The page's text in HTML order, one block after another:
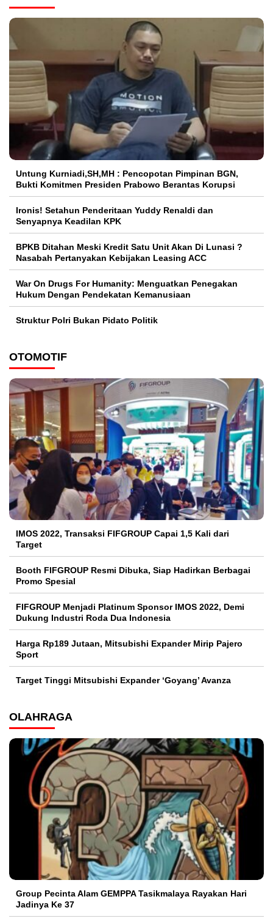
Untung Kurniadi,SH,MH : Pencopotan Pimpinan BGN,
Bukti Komitmen Presiden Prabowo Berantas Korupsi
Ironis! Setahun Penderitaan Yuddy Renaldi dan
Senyapnya Keadilan KPK
BPKB Ditahan Meski Kredit Satu Unit Akan Di Lunasi ?
Nasabah Pertanyakan Kebijakan Leasing ACC
War On Drugs For Humanity: Menguatkan Penegakan
Hukum Dengan Pendekatan Kemanusiaan
Struktur Polri Bukan Pidato Politik
OTOMOTIF
IMOS 2022, Transaksi FIFGROUP Capai 1,5 Kali dari
Target
Booth FIFGROUP Resmi Dibuka, Siap Hadirkan Berbagai
Promo Spesial
FIFGROUP Menjadi Platinum Sponsor IMOS 2022, Demi
Dukung Industri Roda Dua Indonesia
Harga Rp189 Jutaan, Mitsubishi Expander Mirip Pajero
Sport
Target Tinggi Mitsubishi Expander ‘Goyang’ Avanza
OLAHRAGA
Group Pecinta Alam GEMPPA Tasikmalaya Rayakan Hari
Jadinya Ke 37